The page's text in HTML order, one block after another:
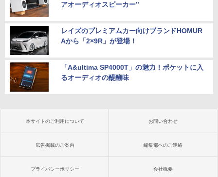
アオーディオスピーカー”
レイズのプレミアムカー向けブランドHOMUR
Aから「2×9R」が登場！
「A&ultima SP4000T」の魅力！ポケットに入
るオーディオの醍醐味
本サイトのご利用について お問い合わせ
広告掲載のご案内 編集部へのご連絡
プライバシーポリシー 会社概要